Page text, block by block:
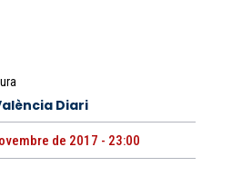
Diari
de 2017 - 23:00